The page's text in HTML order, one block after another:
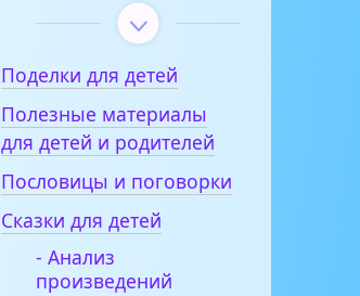
Поделки для детей
Полезные материалы
для детей и родителей
Пословицы и поговорки
Сказки для детей
- Анализ
произведений